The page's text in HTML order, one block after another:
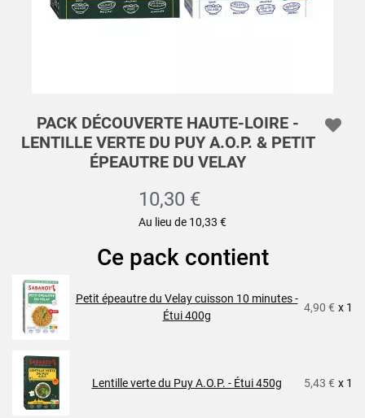
PACK DÉCOUVERTE HAUTE-LOIRE -
LENTILLE VERTE DU PUY A.O.P. & PETIT
ÉPEAUTRE DU VELAY
10,30 €
Au lieu de 10,33 €
Ce pack contient
Petit épeautre du Velay cuisson 10 minutes -
Étui 400g
4,90 € x 1
Lentille verte du Puy A.O.P. - Étui 450g 5,43 € x 1